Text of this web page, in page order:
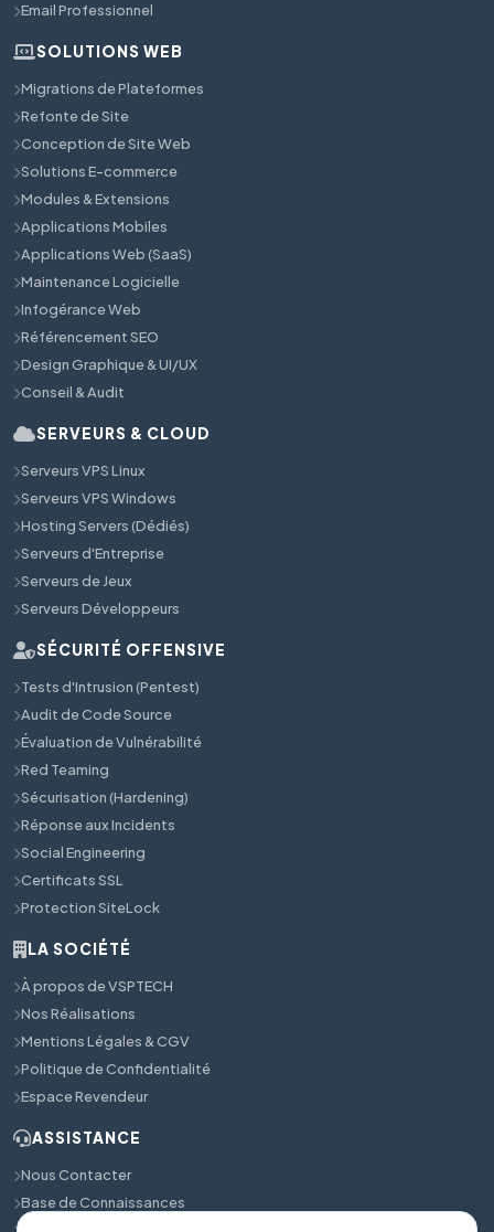
Email Professionnel
SOLUTIONS WEB
Migrations de Plateformes
Refonte de Site
Conception de Site Web
Solutions E-commerce
Modules & Extensions
Applications Mobiles
Applications Web (SaaS)
Maintenance Logicielle
Infogérance Web
Référencement SEO
Design Graphique & UI/UX
Conseil & Audit
SERVEURS & CLOUD
Serveurs VPS Linux
Serveurs VPS Windows
Hosting Servers (Dédiés)
Serveurs d'Entreprise
Serveurs de Jeux
Serveurs Développeurs
SÉCURITÉ OFFENSIVE
Tests d'Intrusion (Pentest)
Audit de Code Source
Évaluation de Vulnérabilité
Red Teaming
Sécurisation (Hardening)
Réponse aux Incidents
Social Engineering
Certificats SSL
Protection SiteLock
LA SOCIÉTÉ
À propos de VSPTECH
Nos Réalisations
Mentions Légales & CGV
Politique de Confidentialité
Espace Revendeur
ASSISTANCE
Nous Contacter
Base de Connaissances